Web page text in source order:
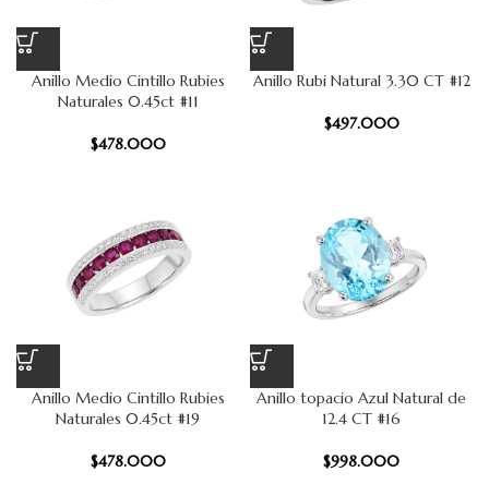
Anillo Medio Cintillo Rubies
Naturales 0.45ct #11
$478.000
Anillo Rubi Natural 3.30 CT #12
$497.000
Anillo Medio Cintillo Rubies
Naturales 0.45ct #19
$478.000
Anillo topacio Azul Natural de
12.4 CT #16
$998.000